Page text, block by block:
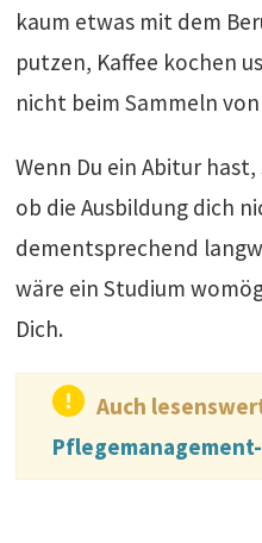
kaum etwas mit dem
putzen, Kaffee kochen
nicht beim Sammeln
Wenn Du ein Abitur
ob die Ausbildung dich
dementsprechend
wäre ein Studium
Dich.
Auch